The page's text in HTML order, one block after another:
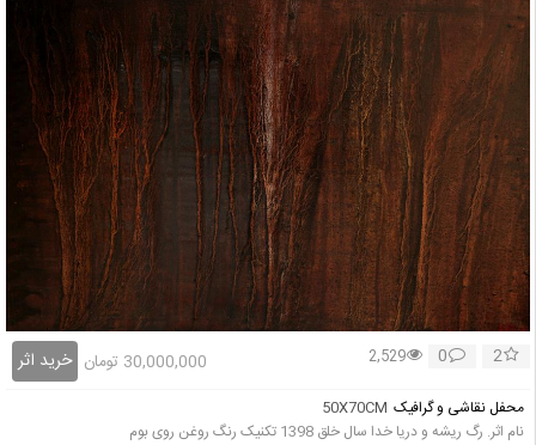
2
0
2,529
30,000,000 تومان خرید اثر
محفل نقاشی و گرافیک 50X70CM
نام اثر. رگ ریشه و دریا خدا سال خلق 1398 تکنیک رنگ روغن روی بوم